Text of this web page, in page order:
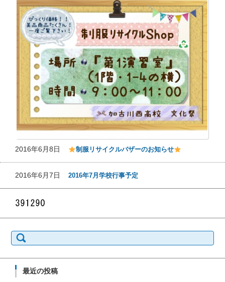
2016年6月8日 制服リサイクルバザーのお知らせ
2016年6月7日 2016年7月学校行事予定
検索:
最近の投稿